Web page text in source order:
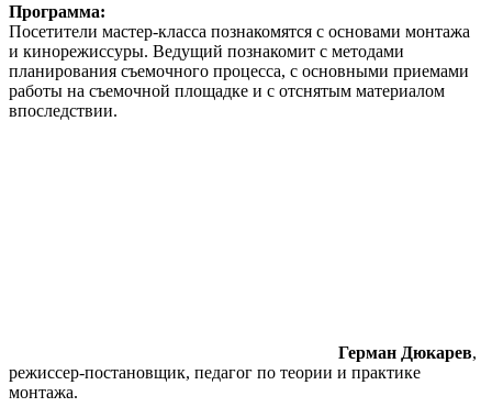
Программа:
Посетители мастер-класса познакомятся с основами монтажа
и кинорежиссуры. Ведущий познакомит с методами
планирования съемочного процесса, с основными приемами
работы на съемочной площадке и с отснятым материалом
впоследствии.
Герман Дюкарев,
режиссер-постановщик, педагог по теории и практике
монтажа.